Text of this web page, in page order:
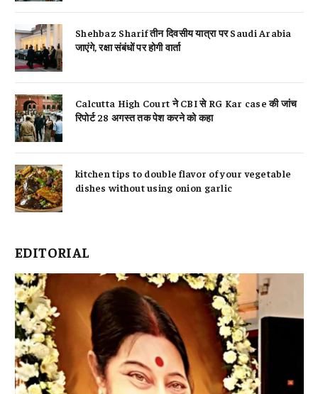
Shehbaz Sharif तीन दिवसीय यात्रा पर Saudi Arabia
जाएंगे, रक्षा संबंधों पर होगी वार्ता
Calcutta High Court ने CBI से RG Kar case की जांच
रिपोर्ट 28 अगस्त तक पेश करने को कहा
kitchen tips to double flavor of your vegetable
dishes without using onion garlic
EDITORIAL